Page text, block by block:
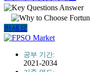
하세요
공부 기간:
2021-2034